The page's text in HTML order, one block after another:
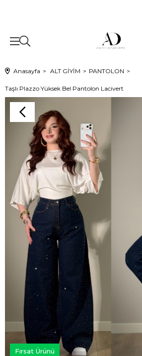
Anasayfa ALT GİYİM PANTOLON
Taşlı Plazzo Yüksek Bel Pantolon Lacivert
Fırsat Ürünü